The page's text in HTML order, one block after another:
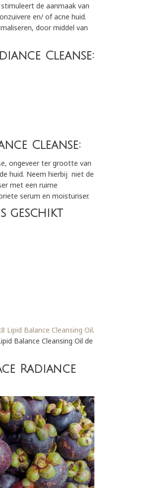
de aanmaak van
en/ of acne huid.
door middel van
Cleanse:
Cleanse:
ongeveer ter grootte van
huid. Neem hierbij niet de
met een ruime
serum en moisturiser.
geschikt
Lipid Balance Cleansing Oil.
Balance Cleansing Oil de
Radiance